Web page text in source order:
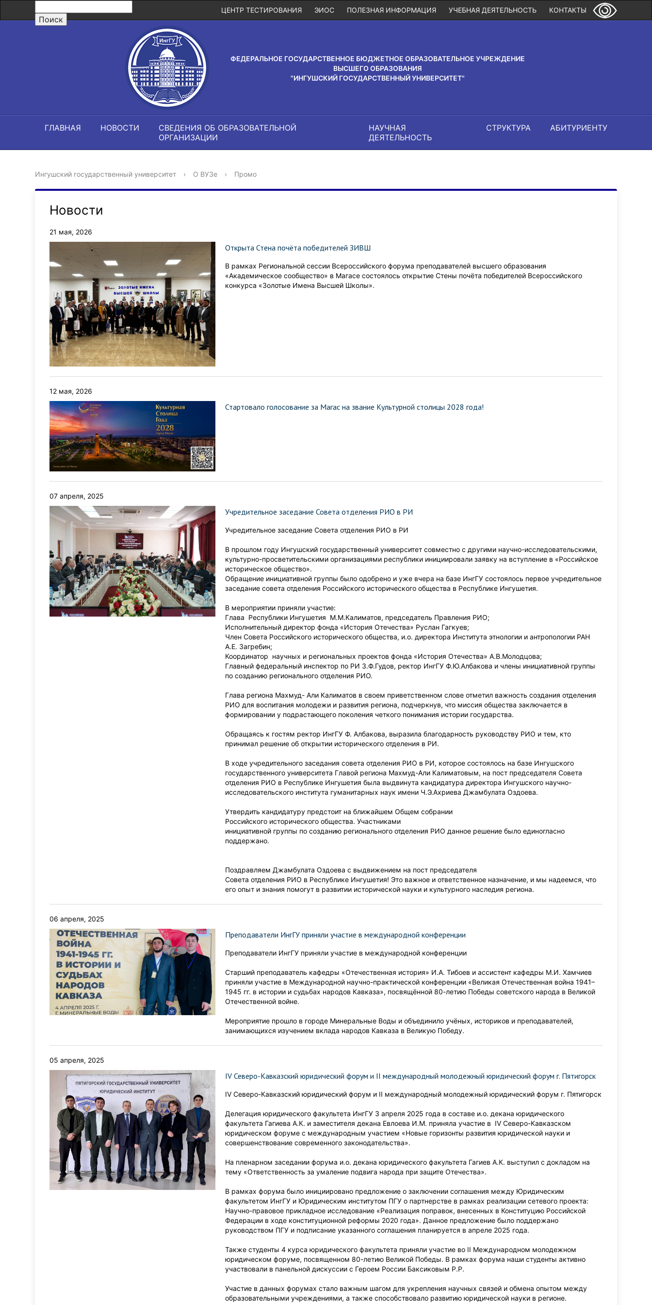
КОНТАКТЫ
УЧЕБНАЯ ДЕЯТЕЛЬНОСТЬ
ПОЛЕЗНАЯ ИНФОРМАЦИЯ
ЭИОС
ЦЕНТР ТЕСТИРОВАНИЯ
ФЕДЕРАЛЬНОЕ ГОСУДАРСТВЕННОЕ БЮДЖЕТНОЕ ОБРАЗОВАТЕЛЬНОЕ УЧРЕЖДЕНИЕ
ВЫСШЕГО ОБРАЗОВАНИЯ
"ИНГУШСКИЙ ГОСУДАРСТВЕННЫЙ УНИВЕРСИТЕТ"
ГЛАВНАЯ НОВОСТИ
СВЕДЕНИЯ ОБ ОБРАЗОВАТЕЛЬНОЙ
ОРГАНИЗАЦИИ
НАУЧНАЯ
ДЕЯТЕЛЬНОСТЬ
СТРУКТУРА АБИТУРИЕНТУ
Ингушский государственный университет › О ВУЗе › Промо
Новости
21 мая, 2026
Открыта Стена почёта победителей ЗИВШ
В рамках Региональной сессии Всероссийского форума преподавателей высшего образования
«Академическое сообщество» в Магасе состоялось открытие Стены почёта победителей Всероссийского
конкурса «Золотые Имена Высшей Школы».
12 мая, 2026
Стартовало голосование за Магас на звание Культурной столицы 2028 года!
07 апреля, 2025
Учредительное заседание Совета отделения РИО в РИ
Учредительное заседание Совета отделения РИО в РИ
В прошлом году Ингушский государственный университет совместно с другими научно-исследовательскими,
культурно-просветительскими организациями республики инициировали заявку на вступление в «Российское
историческое общество».
Обращение инициативной группы было одобрено и уже вчера на базе ИнгГУ состоялось первое учредительное
заседание совета отделения Российского исторического общества в Республике Ингушетия.
В мероприятии приняли участие:
Глава Республики Ингушетия М.М.Калиматов, председатель Правления РИО;
Исполнительный директор фонда «История Отечества» Руслан Гагкуев;
Член Совета Российского исторического общества, и.о. директора Института этнологии и антропологии РАН
А.Е. Загребин;
Координатор научных и региональных проектов фонда «История Отечества» А.В.Молодцова;
Главный федеральный инспектор по РИ З.Ф.Гудов, ректор ИнгГУ Ф.Ю.Албакова и члены инициативной группы
по созданию регионального отделения РИО.
Глава региона Махмуд- Али Калиматов в своем приветственном слове отметил важность создания отделения
РИО для воспитания молодежи и развития региона, подчеркнув, что миссия общества заключается в
формировании у подрастающего поколения четкого понимания истории государства.
Обращаясь к гостям ректор ИнгГУ Ф. Албакова, выразила благодарность руководству РИО и тем, кто
принимал решение об открытии исторического отделения в РИ.
В ходе учредительного заседания совета отделения РИО в РИ, которое состоялось на базе Ингушского
государственного университета Главой региона Махмуд-Али Калиматовым, на пост председателя Совета
отделения РИО в Республике Ингушетия была выдвинута кандидатура директора Ингушского научно-
исследовательского института гуманитарных наук имени Ч.Э.Ахриева Джамбулата Оздоева.
Утвердить кандидатуру предстоит на ближайшем Общем собрании
Российского исторического общества. Участниками
инициативной группы по созданию регионального отделения РИО данное решение было единогласно
поддержано.
Поздравляем Джамбулата Оздоева с выдвижением на пост председателя
Совета отделения РИО в Республике Ингушетия! Это важное и ответственное назначение, и мы надеемся, что
его опыт и знания помогут в развитии исторической науки и культурного наследия региона.
06 апреля, 2025
Преподаватели ИнгГУ приняли участие в международной конференции
Преподаватели ИнгГУ приняли участие в международной конференции
Старший преподаватель кафедры «Отечественная история» И.А. Тибоев и ассистент кафедры М.И. Хамчиев
приняли участие в Международной научно-практической конференции «Великая Отечественная война 1941–
1945 гг. в истории и судьбах народов Кавказа», посвящённой 80-летию Победы советского народа в Великой
Отечественной войне.
Мероприятие прошло в городе Минеральные Воды и объединило учёных, историков и преподавателей,
занимающихся изучением вклада народов Кавказа в Великую Победу.
05 апреля, 2025
IV Северо-Кавказский юридический форум и II международный молодежный юридический форум г. Пятигорск
IV Северо-Кавказский юридический форум и II международный молодежный юридический форум г. Пятигорск
Делегация юридического факультета ИнгГУ 3 апреля 2025 года в составе и.о. декана юридического
факультета Гагиева А.К. и заместителя декана Евлоева И.М. приняла участие в IV Северо-Кавказском
юридическом форуме с международным участием «Новые горизонты развития юридической науки и
совершенствование современного законодательства».
На пленарном заседании форума и.о. декана юридического факультета Гагиев А.К. выступил с докладом на
тему «Ответственность за умаление подвига народа при защите Отечества».
В рамках форума было инициировано предложение о заключении соглашения между Юридическим
факультетом ИнгГУ и Юридическим институтом ПГУ о партнерстве в рамках реализации сетевого проекта:
Научно-правовое прикладное исследование «Реализация поправок, внесенных в Конституцию Российской
Федерации в ходе конституционной реформы 2020 года». Данное предложение было поддержано
руководством ПГУ и подписание указанного соглашения планируется в апреле 2025 года.
Также студенты 4 курса юридического факультета приняли участие во II Международном молодежном
юридическом форуме, посвященном 80-летию Великой Победы. В рамках форума наши студенты активно
участвовали в панельной дискуссии с Героем России Баксиковым Р.Р.
Участие в данных форумах стало важным шагом для укрепления научных связей и обмена опытом между
образовательными учреждениями, а также способствовало развитию юридической науки в регионе.